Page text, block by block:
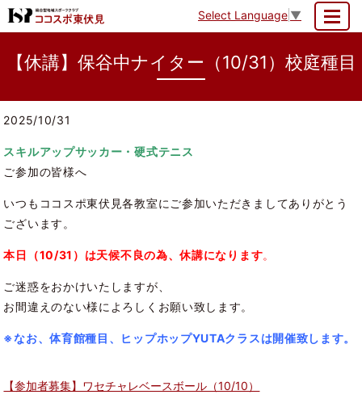
Select Language ▼
【休講】保谷中ナイター（10/31）校庭種目
2025/10/31
スキルアップサッカー・硬式テニス
ご参加の皆様へ
いつもココスポ東伏見各教室にご参加いただきましてありがとう
ございます。
本日（10/31）は天候不良の為、休講になります。
ご迷惑をおかけいたしますが、
お間違えのない様によろしくお願い致します。
※なお、体育館種目、ヒップホップYUTAクラスは開催致します。
【参加者募集】ワセチャレベースボール（10/10）